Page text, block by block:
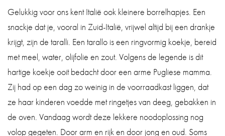
Gelukkig voor ons kent Italië ook kleinere borrelhapjes. Een
snackje dat je, vooral in Zuid-Italië, vrijwel altijd bij een drankje
krijgt, zijn de taralli. Een tarallo is een ringvormig koekje, bereid
met meel, water, olijfolie en zout. Volgens de legende is dit
hartige koekje ooit bedacht door een arme Pugliese mamma.
Zij had op een dag zo weinig in de voorraadkast liggen, dat
ze haar kinderen voedde met ringetjes van deeg, gebakken in
de oven. Vandaag wordt deze lekkere noodoplossing nog
volop gegeten. Door arm en rijk en door jong en oud. Soms